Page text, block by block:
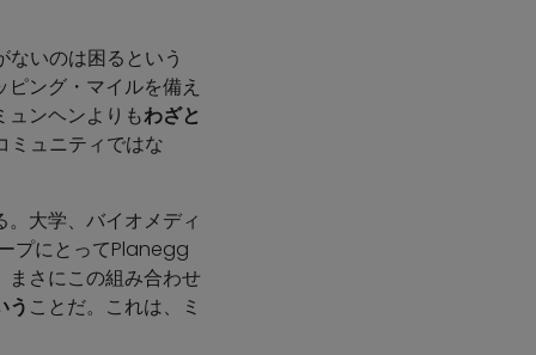
いのは困るという
ング・マイルを備え
ュンヘンよりもわざと
ミュニティではな
大学、バイオメディ
プにとってPlanegg
まさにこの組み合わせ
う ことだ。これは、ミ